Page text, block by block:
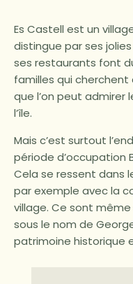
Es Castell est un
distingue par ses
ses restaurants font
familles qui cherchent
que l’on peut admirer
l’île.
Mais c’est surtout
période d’occupation
Cela se ressent dans
par exemple avec la
village. Ce sont même
sous le nom de
patrimoine historique